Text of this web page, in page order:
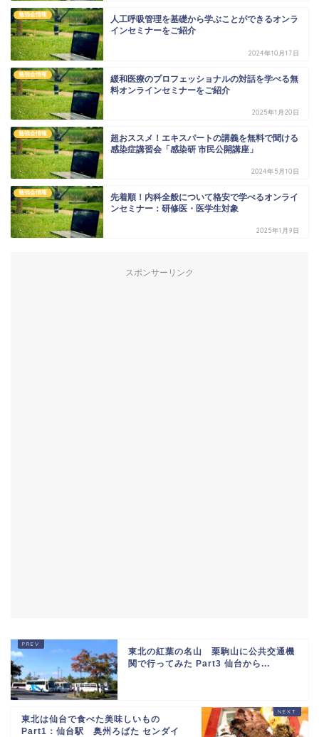
勉強会情報
人工呼吸管理を基礎から学ぶことができるオンラ
インセミナーをご紹介
2024年10月17日
勉強会情報
緩和医療のプロフェッショナルの対話を学べる無
料オンラインセミナーをご紹介
2025年1月20日
勉強会情報
超おススメ！エキスパートの講義を無料で聞ける
感染症講習会「感染研 市民公開講座」
2024年5月10日
勉強会情報
先着順！内科全般について格安で学べるオンライ
ンセミナー：研修医・医学生対象
2025年1月9日
スポンサーリンク
東北の紅葉の名山 栗駒山に公共交通機
関で行ってみた Part3 仙台から...
東北は仙台で食べた美味しいもの
Part1：仙台駅 奥州ろばた センダイ